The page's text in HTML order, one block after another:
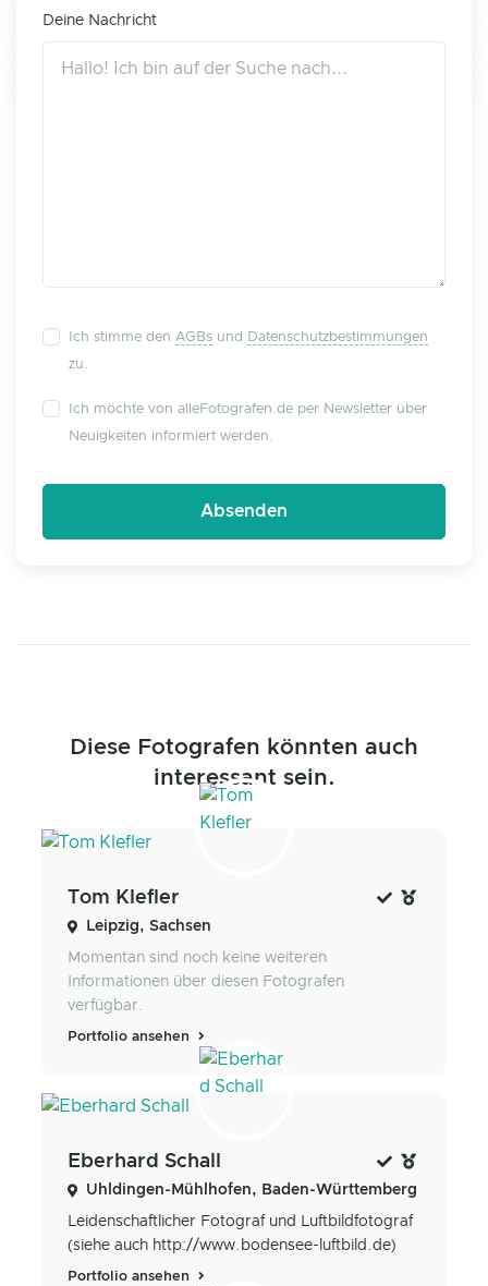
Deine Nachricht
Ich stimme den AGBs und
Datenschutzbestimmungen
zu.
Ich möchte von alleFotografen.de per Newsletter über
Neuigkeiten informiert werden.
Diese Fotografen könnten auch
interessant sein.
Tom Klefler
Leipzig, Sachsen
Momentan sind noch keine weiteren
Informationen über diesen Fotografen
verfügbar.
Portfolio ansehen
Eberhard Schall
Uhldingen-Mühlhofen, Baden-Württemberg
Leidenschaftlicher Fotograf und Luftbildfotograf
(siehe auch http://www.bodensee-luftbild.de)
Portfolio ansehen